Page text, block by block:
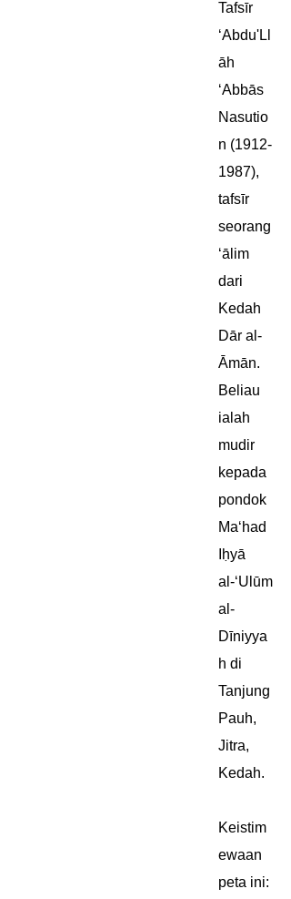
Tafsīr
‘Abdu'Ll
āh
‘Abbās
Nasutio
n (1912-
1987),
tafsīr
seorang
‘ālim
dari
Kedah
Dār al-
Āmān.
Beliau
ialah
mudir
kepada
pondok
Ma‘had
Iḥyā
al-‘Ulūm
al-
Dīniyya
h di
Tanjung
Pauh,
Jitra,
Kedah.
Keistim
ewaan
peta ini: